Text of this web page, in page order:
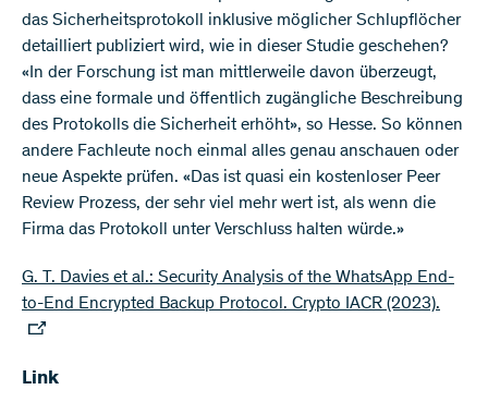
das Sicherheitsprotokoll inklusive möglicher Schlupflöcher
detailliert publiziert wird, wie in dieser Studie geschehen?
«In der Forschung ist man mittlerweile davon überzeugt,
dass eine formale und öffentlich zugängliche Beschreibung
des Protokolls die Sicherheit erhöht», so Hesse. So können
andere Fachleute noch einmal alles genau anschauen oder
neue Aspekte prüfen. «Das ist quasi ein kostenloser Peer
Review Prozess, der sehr viel mehr wert ist, als wenn die
Firma das Protokoll unter Verschluss halten würde.»
G. T. Davies et al.: Security Analysis of the WhatsApp End-
to-End Encrypted Backup Protocol. Crypto IACR (2023).
Link